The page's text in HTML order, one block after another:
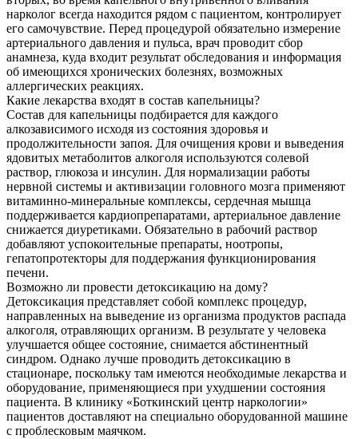
нарколог всегда находится рядом с пациентом, контролирует
его самочувствие. Перед процедурой обязательно измерение
артериального давления и пульса, врач проводит сбор
анамнеза, куда входит результат обследования и информация
об имеющихся хронических болезнях, возможных
аллергических реакциях.
Какие лекарства входят в состав капельницы?
Состав для капельницы подбирается для каждого
алкозависимого исходя из состояния здоровья и
продолжительности запоя. Для очищения крови и выведения
ядовитых метаболитов алкоголя используются солевой
раствор, глюкоза и инсулин. Для нормализации работы
нервной системы и активизации головного мозга применяют
витаминно-минеральные комплексы, сердечная мышца
поддерживается кардиопрепаратами, артериальное давление
снижается диуретиками. Обязательно в рабочий раствор
добавляют успокоительные препараты, ноотропы,
гепатопротекторы для поддержания функционирования
печени.
Возможно ли провести детоксикацию на дому?
Детоксикация представляет собой комплекс процедур,
направленных на выведение из организма продуктов распада
алкоголя, отравляющих организм. В результате у человека
улучшается общее состояние, снимается абстинентный
синдром. Однако лучше проводить детоксикацию в
стационаре, поскольку там имеются необходимые лекарства и
оборудование, применяющиеся при ухудшении состояния
пациента. В клинику «Боткинский центр наркологии»
пациентов доставляют на специально оборудованной машине
с проблесковым маячком.